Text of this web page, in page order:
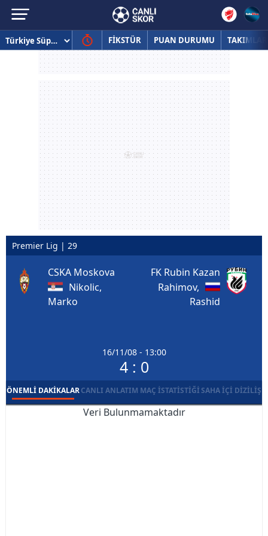
FİKSTÜR PUAN DURUMU TAKIMLAR
Premier Lig | 29
CSKA Moskova
Nikolic,
Marko
16/11/08 - 13:00
4 : 0
FK Rubin Kazan
Rahimov,
Rashid
ÖNEMLI DAKIKALARCANLI ANLATIM MAÇ İSTATISTIĞISAHA İÇI DIZILIŞ
Veri Bulunmamaktadır